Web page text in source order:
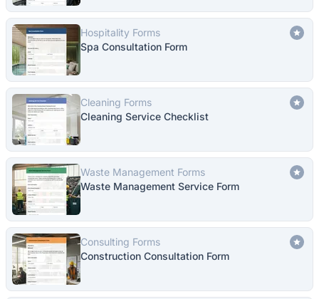
Hospitality Forms
Spa Consultation Form
Cleaning Forms
Cleaning Service Checklist
Waste Management Forms
Waste Management Service Form
Consulting Forms
Construction Consultation Form